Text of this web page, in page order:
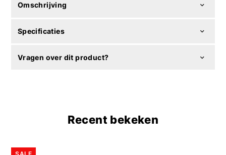
Omschrijving
Specificaties
Vragen over dit product?
Recent bekeken